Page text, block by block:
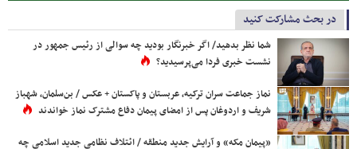
در بحث مشارکت کنید
شما نظر بدهید/ اگر خبرنگار بودید چه سوالی از رئیس جمهور در
نشست خبری فردا می‌پرسیدید؟
نماز جماعت سران ترکیه، عربستان و پاکستان + عکس / بن‌سلمان، شهباز
شریف و اردوغان پس از امضای پیمان دفاع مشترک نماز خواندند
«پیمان مکه» و آرایش جدید منطقه / ائتلاف نظامی جدید اسلامی چه